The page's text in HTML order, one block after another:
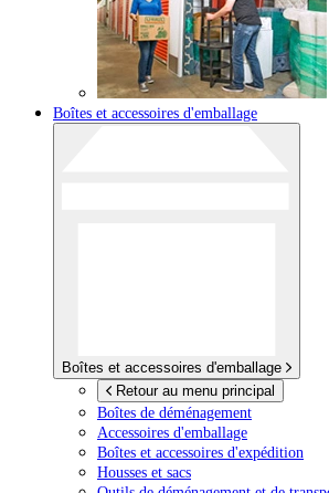
Boîtes et accessoires d'emballage
Boîtes et accessoires d'emballage
Retour au menu principal
Boîtes de déménagement
Accessoires d'emballage
Boîtes et accessoires d'expédition
Housses et sacs